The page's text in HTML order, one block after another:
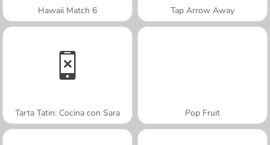
Hawaii Match 6 Tap Arrow Away
Tarta Tatin: Cocina con Sara Pop Fruit